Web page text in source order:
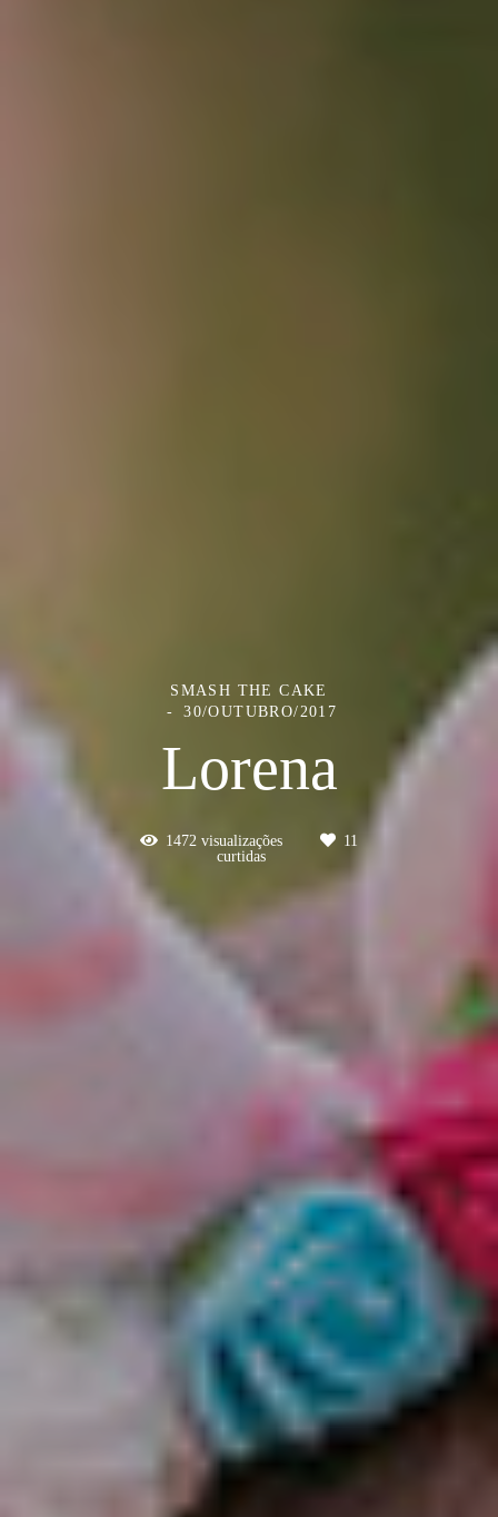
SMASH THE CAKE
30/OUTUBRO/2017
Lorena
1472 visualizações
11
curtidas